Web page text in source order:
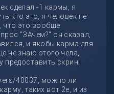
сделал -1 кармы, я
кто это, я человек не
что это вообще
"ЗАчем?" он сказал,
и якобы карма для
не знаю этого чела,
предоставить скрин.
40037, можно ли
таких вот 2е, и из